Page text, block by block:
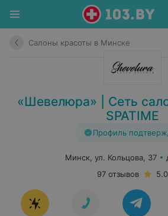
Салоны красоты в Минске
«Шевелюра» | Сеть
SPATIME
Профиль
Минск, ул. Кольцова, 37
97 отзывов
5.0